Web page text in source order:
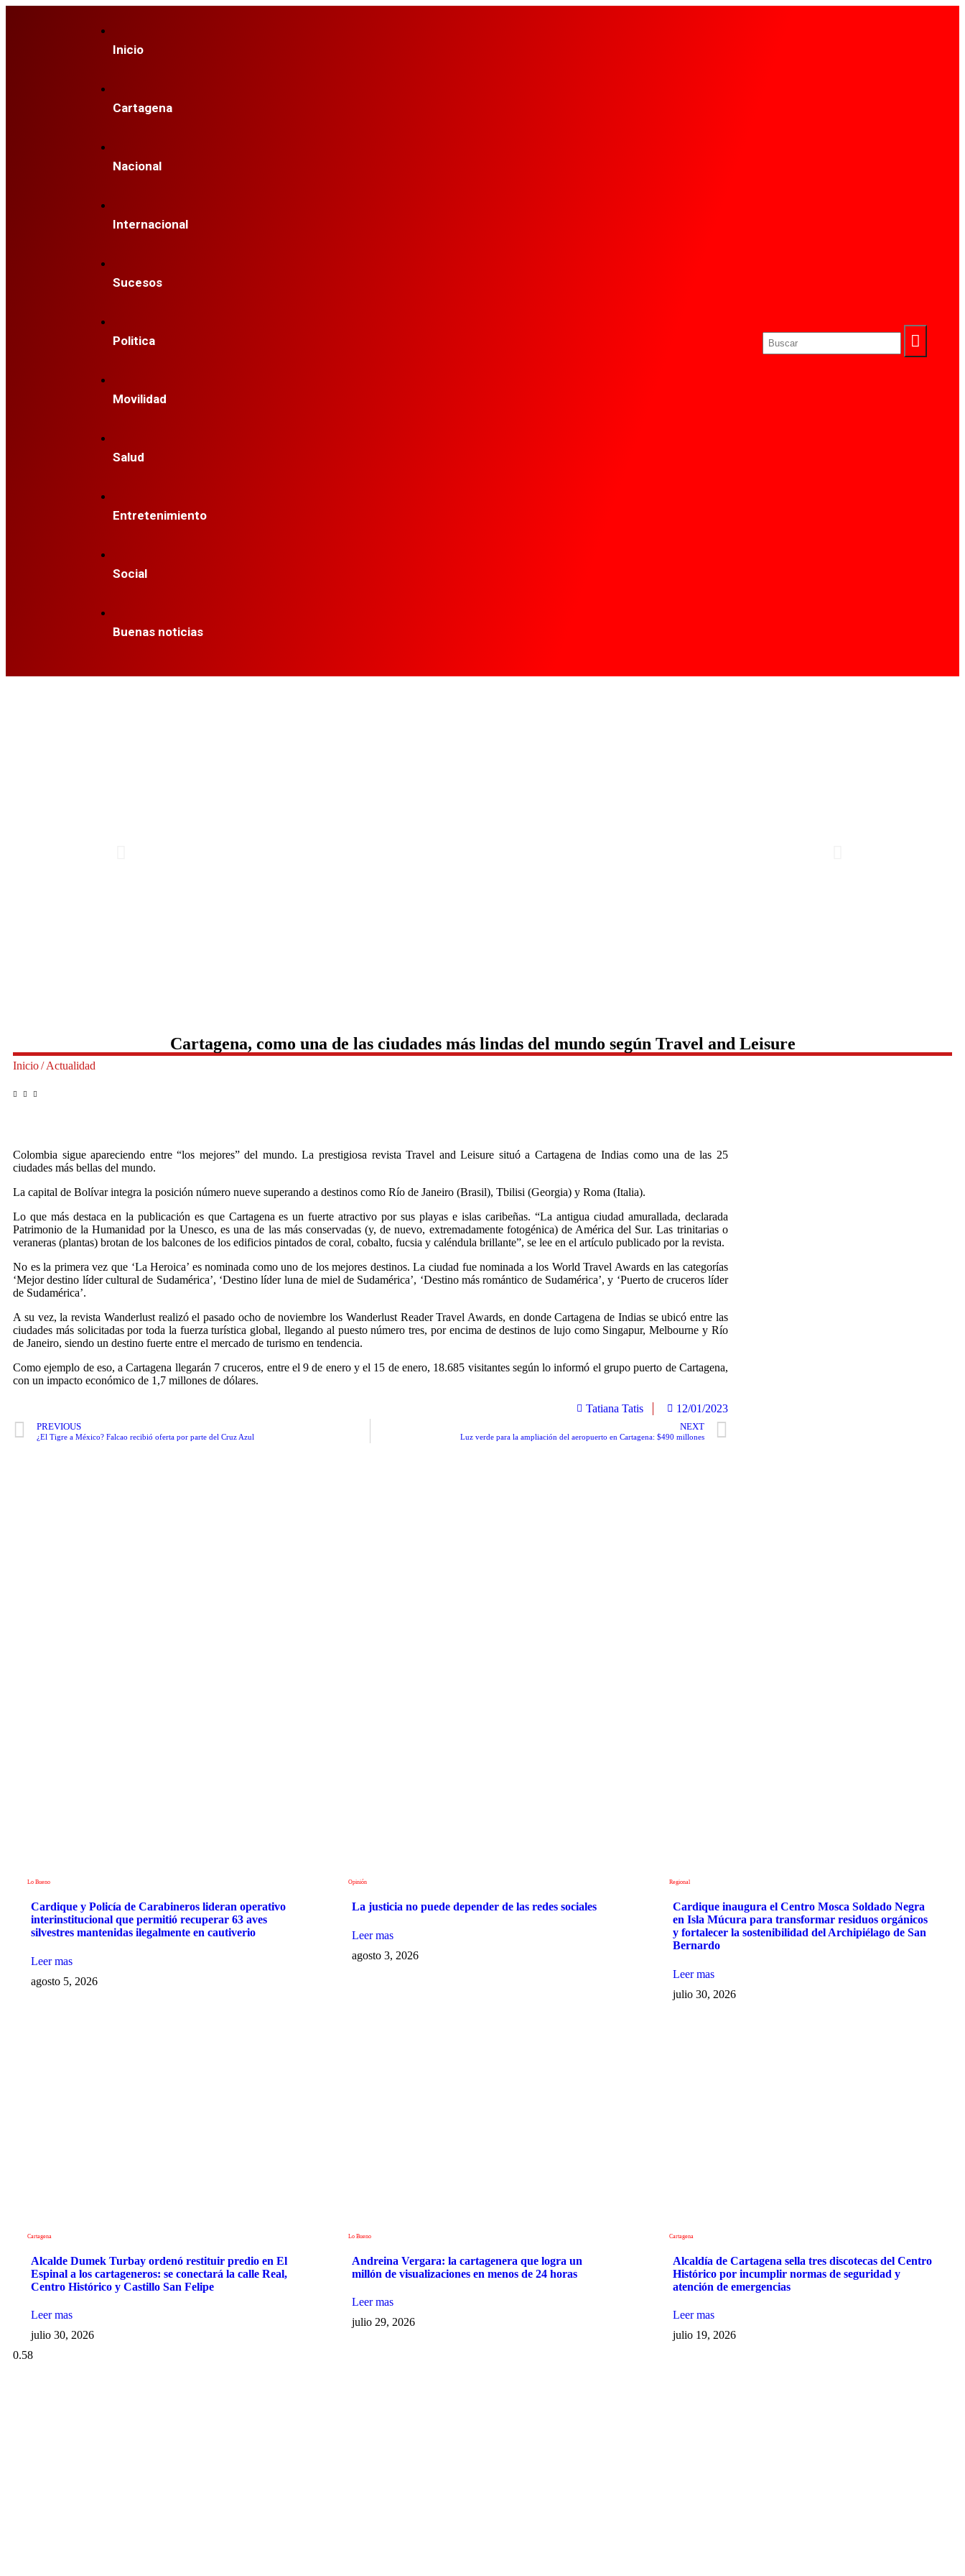
Inicio
Cartagena
Nacional
Internacional
Sucesos
Politica
Movilidad
Salud
Entretenimiento
Social
Buenas noticias
Cartagena, como una de las ciudades más lindas del mundo según Travel and Leisure
Inicio/ Actualidad
Colombia sigue apareciendo entre “los mejores” del mundo. La prestigiosa revista Travel and Leisure situó a Cartagena de Indias como una de las 25
ciudades más bellas del mundo.
La capital de Bolívar integra la posición número nueve superando a destinos como Río de Janeiro (Brasil), Tbilisi (Georgia) y Roma (Italia).
Lo que más destaca en la publicación es que Cartagena es un fuerte atractivo por sus playas e islas caribeñas. “La antigua ciudad amurallada, declarada
Patrimonio de la Humanidad por la Unesco, es una de las más conservadas (y, de nuevo, extremadamente fotogénica) de América del Sur. Las trinitarias o
veraneras (plantas) brotan de los balcones de los edificios pintados de coral, cobalto, fucsia y caléndula brillante”, se lee en el artículo publicado por la revista.
No es la primera vez que ‘La Heroica’ es nominada como uno de los mejores destinos. La ciudad fue nominada a los World Travel Awards en las categorías
‘Mejor destino líder cultural de Sudamérica’, ‘Destino líder luna de miel de Sudamérica’, ‘Destino más romántico de Sudamérica’, y ‘Puerto de cruceros líder
de Sudamérica’.
A su vez, la revista Wanderlust realizó el pasado ocho de noviembre los Wanderlust Reader Travel Awards, en donde Cartagena de Indias se ubicó entre las
ciudades más solicitadas por toda la fuerza turística global, llegando al puesto número tres, por encima de destinos de lujo como Singapur, Melbourne y Río
de Janeiro, siendo un destino fuerte entre el mercado de turismo en tendencia.
Como ejemplo de eso, a Cartagena llegarán 7 cruceros, entre el 9 de enero y el 15 de enero, 18.685 visitantes según lo informó el grupo puerto de Cartagena,
con un impacto económico de 1,7 millones de dólares.
Tatiana Tatis 12/01/2023
PREVIOUS
¿El Tigre a México? Falcao recibió oferta por parte del Cruz Azul
NEXT
Luz verde para la ampliación del aeropuerto en Cartagena: $490 millones
Lo Bueno
Cardique y Policía de Carabineros lideran operativo
interinstitucional que permitió recuperar 63 aves
silvestres mantenidas ilegalmente en cautiverio
Leer mas
agosto 5, 2026
Opinión
La justicia no puede depender de las redes sociales
Leer mas
agosto 3, 2026
Regional
Cardique inaugura el Centro Mosca Soldado Negra
en Isla Múcura para transformar residuos orgánicos
y fortalecer la sostenibilidad del Archipiélago de San
Bernardo
Leer mas
julio 30, 2026
Cartagena
Alcalde Dumek Turbay ordenó restituir predio en El
Espinal a los cartageneros: se conectará la calle Real,
Centro Histórico y Castillo San Felipe
Leer mas
julio 30, 2026
Lo Bueno
Andreina Vergara: la cartagenera que logra un
millón de visualizaciones en menos de 24 horas
Leer mas
julio 29, 2026
Cartagena
Alcaldía de Cartagena sella tres discotecas del Centro
Histórico por incumplir normas de seguridad y
atención de emergencias
Leer mas
julio 19, 2026